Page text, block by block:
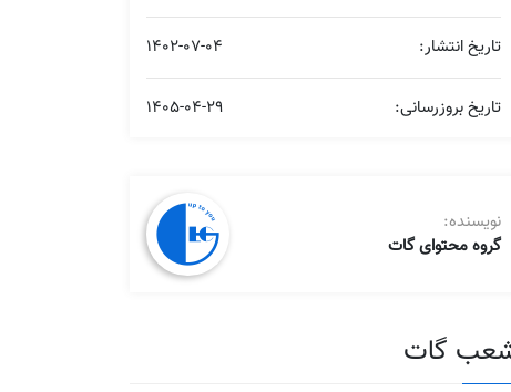
تاریخ انتشار: 1402-07-04
تاریخ بروزرسانی: 1405-04-29
نویسنده:
گروه محتوای گات
گات